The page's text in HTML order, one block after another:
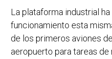
La plataforma industrial
funcionamiento esta
de los primeros aviones
aeropuerto para tareas